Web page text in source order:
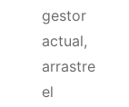
gestor
actual,
arrastre
el